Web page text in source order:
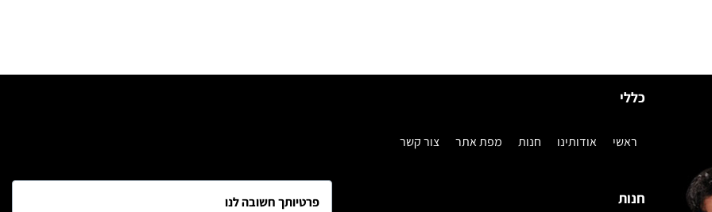
כללי
ראשי אודותינו חנות מפת אתר צור קשר
חנות פרטיותך חשובה לנו